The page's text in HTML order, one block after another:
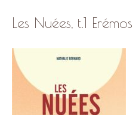
Les Nuées, t.1 Erémos